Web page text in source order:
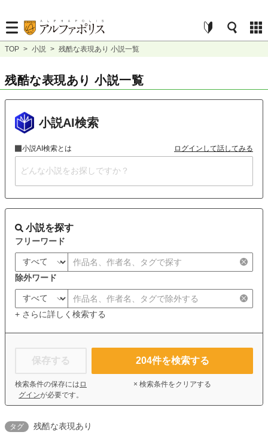
TOP > 小説 > 残酷な表現あり 小説一覧
残酷な表現あり 小説一覧
小説AI検索
小説AI検索とは ログインして話してみる
小説を探す
フリーワード
除外ワード
+ さらに詳しく検索する
保存する
検索条件の保存には ロ
グインが必要です。
204件を検索する
× 検索条件をクリアする
タグ 残酷な表現あり